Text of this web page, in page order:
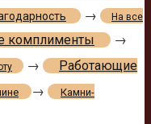
→ На все
комплименты →
→
Работающие
→
Камни-